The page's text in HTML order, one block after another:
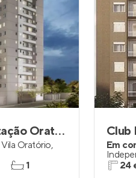
Metrocasa Estação Oratório
Vila Oratório,
1
Club
Em
24